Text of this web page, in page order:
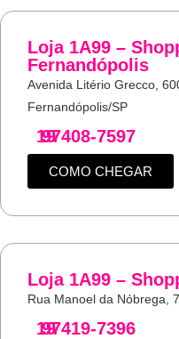
Loja 1A99 –
Fernandópolis
Avenida Litério Grecco,
Fernandópolis/SP
19
97408-7597
COMO CHEGAR
Loja 1A99 –
Rua Manoel da Nóbrega,
19
97419-7396